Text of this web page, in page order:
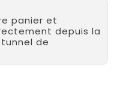
panier et
depuis la
de